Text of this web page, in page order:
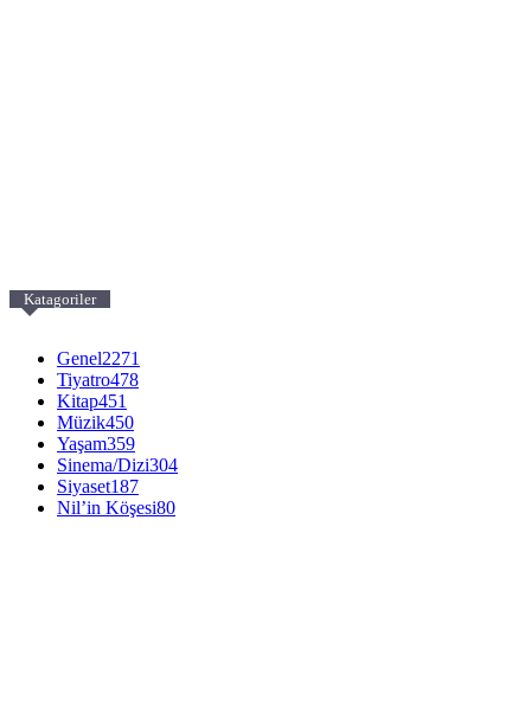
Katagoriler
Genel2271
Tiyatro478
Kitap451
Müzik450
Yaşam359
Sinema/Dizi304
Siyaset187
Nil’in Köşesi80